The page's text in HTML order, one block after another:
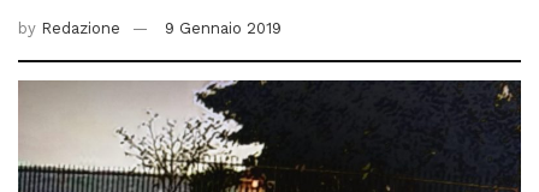
by Redazione 9 Gennaio 2019